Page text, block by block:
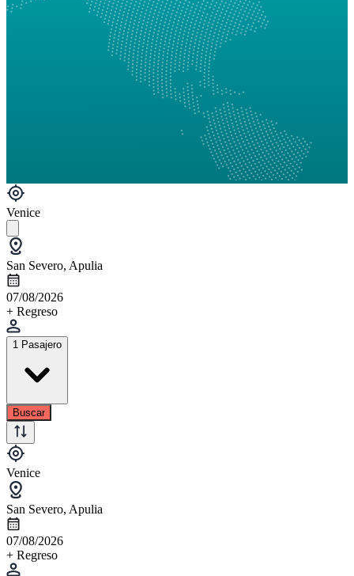
Venice
San Severo, Apulia
07/08/2026
+ Regreso
1 Pasajero
Buscar
Venice
San Severo, Apulia
07/08/2026
+ Regreso